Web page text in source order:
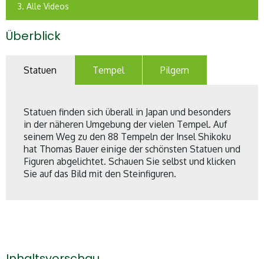
3. Alle Videos
Überblick
Statuen Tempel Pilgern
Statuen finden sich überall in Japan und besonders
in der näheren Umgebung der vielen Tempel. Auf
seinem Weg zu den 88 Tempeln der Insel Shikoku
hat Thomas Bauer einige der schönsten Statuen und
Figuren abgelichtet. Schauen Sie selbst und klicken
Sie auf das Bild mit den Steinfiguren.
Shingon-Buddhismus. Der 1.400 km lange
Shikoku. Thomas Bauer beschreibt ausfühlich und